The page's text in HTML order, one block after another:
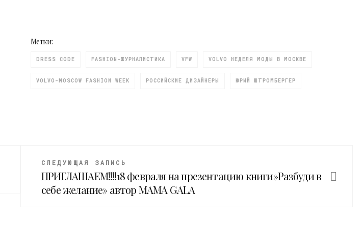
Метки:
DRESS CODE FASHION-ЖУРНАЛИСТИКА VFW VOLVO НЕДЕЛЯ МОДЫ В МОСКВЕ
VOLVO-MOSCOW FASHION WEEK РОССИЙСКИЕ ДИЗАЙНЕРЫ ЮРИЙ ШТРОМБЕРГЕР
СЛЕДУЮЩАЯ ЗАПИСЬ
ПРИГЛАШАЕМ!!!!18 февраля на презентацию книги»Разбуди в
себе желание» автор MAMA GALA